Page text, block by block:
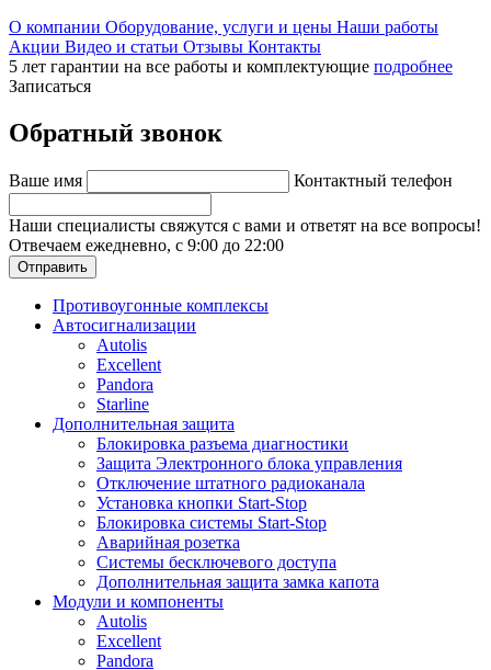
О компании Оборудование, услуги и цены Наши работы
Акции Видео и статьи Отзывы Контакты
5 лет гарантии на все работы и комплектующие подробнее
Записаться
Обратный звонок
Ваше имя Контактный телефон
Наши специалисты свяжутся с вами и ответят на все вопросы!
Отвечаем ежедневно, с 9:00 до 22:00
Отправить
Противоугонные комплексы
Автосигнализации
Autolis
Excellent
Pandora
Starline
Дополнительная защита
Блокировка разъема диагностики
Защита Электронного блока управления
Отключение штатного радиоканала
Установка кнопки Start-Stop
Блокировка системы Start-Stop
Аварийная розетка
Системы бесключевого доступа
Дополнительная защита замка капота
Модули и компоненты
Autolis
Excellent
Pandora